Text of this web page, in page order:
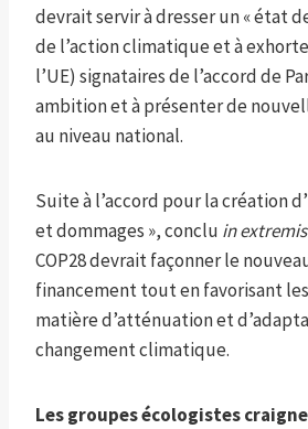
devrait servir à dresser un « état
de l’action climatique et à
l’UE) signataires de l’accord de
ambition et à présenter de
au niveau national.
Suite à l’accord pour la création
et dommages », conclu in extremis
COP28 devrait façonner le
financement tout en favorisant
matière d’atténuation et
changement climatique.
Les groupes écologistes